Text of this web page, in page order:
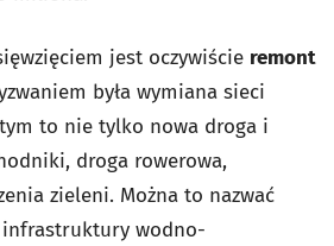
jest oczywiście remont
była wymiana sieci
to nie tylko nowa droga i
droga rowerowa,
zieleni. Można to nazwać
wodno-